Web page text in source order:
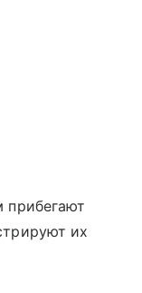
их